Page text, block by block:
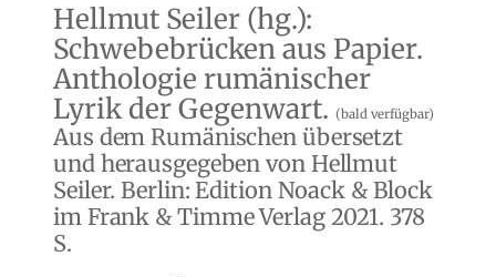
Hellmut Seiler (hg.):
Schwebebrücken aus Papier.
Anthologie rumänischer
Lyrik der Gegenwart. (bald verfügbar)
Aus dem Rumänischen übersetzt
und herausgegeben von Hellmut
Seiler. Berlin: Edition Noack & Block
im Frank & Timme Verlag 2021. 378
S.